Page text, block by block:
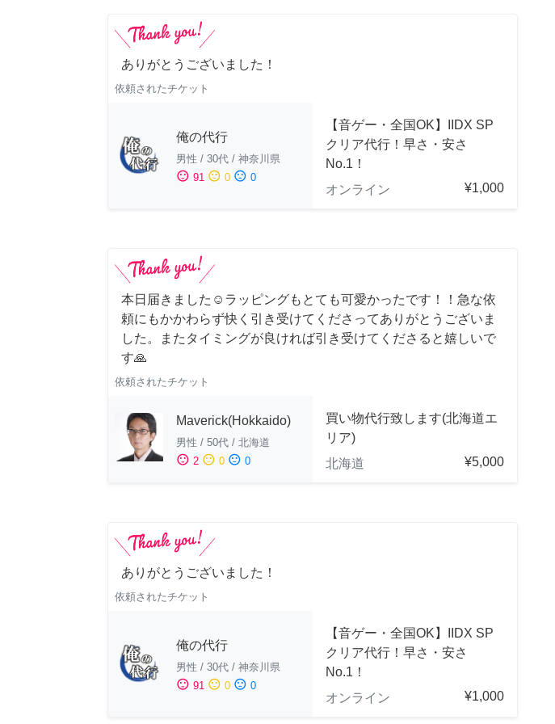
ありがとうございました！
依頼されたチケット
俺の代行
男性 / 30代 / 神奈川県
sentiment_satisfied 91 sentiment_neutral 0 sentiment_dissatisfied 0
【音ゲー・全国OK】IIDX SP
クリア代行！早さ・安さ
No.1！
オンライン
¥1,000
本日届きました☺️ラッピングもとても可愛かったです！！急な依
頼にもかかわらず快く引き受けてくださってありがとうございま
した。またタイミングが良ければ引き受けてくださると嬉しいで
す🙏
依頼されたチケット
Maverick(Hokkaido)
男性 / 50代 / 北海道
sentiment_satisfied 2 sentiment_neutral 0 sentiment_dissatisfied 0
買い物代行致します(北海道エ
リア)
北海道
¥5,000
ありがとうございました！
依頼されたチケット
俺の代行
男性 / 30代 / 神奈川県
sentiment_satisfied 91 sentiment_neutral 0 sentiment_dissatisfied 0
【音ゲー・全国OK】IIDX SP
クリア代行！早さ・安さ
No.1！
オンライン
¥1,000